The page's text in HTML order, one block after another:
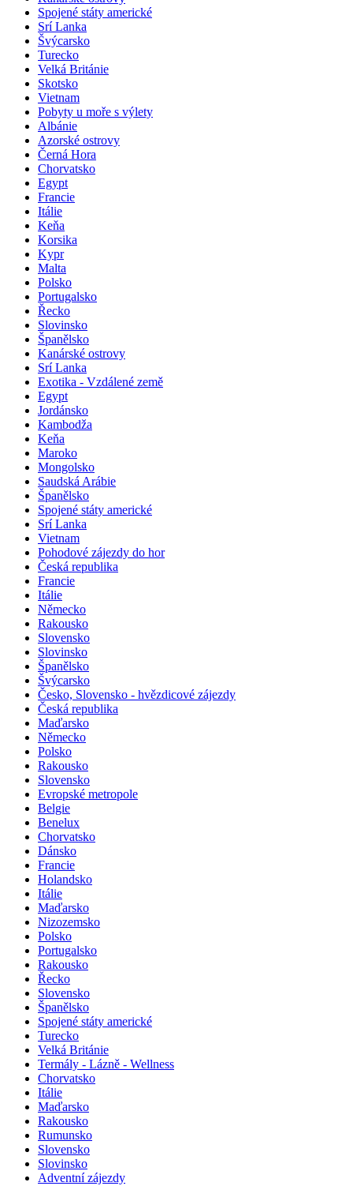
Spojené státy americké
Srí Lanka
Švýcarsko
Turecko
Velká Británie
Skotsko
Vietnam
Pobyty u moře s výlety
Albánie
Azorské ostrovy
Černá Hora
Chorvatsko
Egypt
Francie
Itálie
Keňa
Korsika
Kypr
Malta
Polsko
Portugalsko
Řecko
Slovinsko
Španělsko
Kanárské ostrovy
Srí Lanka
Exotika - Vzdálené země
Egypt
Jordánsko
Kambodža
Keňa
Maroko
Mongolsko
Saudská Arábie
Španělsko
Spojené státy americké
Srí Lanka
Vietnam
Pohodové zájezdy do hor
Česká republika
Francie
Itálie
Německo
Rakousko
Slovensko
Slovinsko
Španělsko
Švýcarsko
Česko, Slovensko - hvězdicové zájezdy
Česká republika
Maďarsko
Německo
Polsko
Rakousko
Slovensko
Evropské metropole
Belgie
Benelux
Chorvatsko
Dánsko
Francie
Holandsko
Itálie
Maďarsko
Nizozemsko
Polsko
Portugalsko
Rakousko
Řecko
Slovensko
Španělsko
Spojené státy americké
Turecko
Velká Británie
Termály - Lázně - Wellness
Chorvatsko
Itálie
Maďarsko
Rakousko
Rumunsko
Slovensko
Slovinsko
Adventní zájezdy